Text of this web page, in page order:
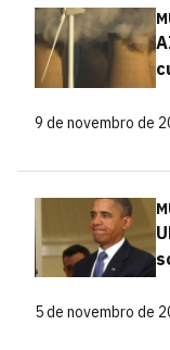
9 de novembro de
5 de novembro de